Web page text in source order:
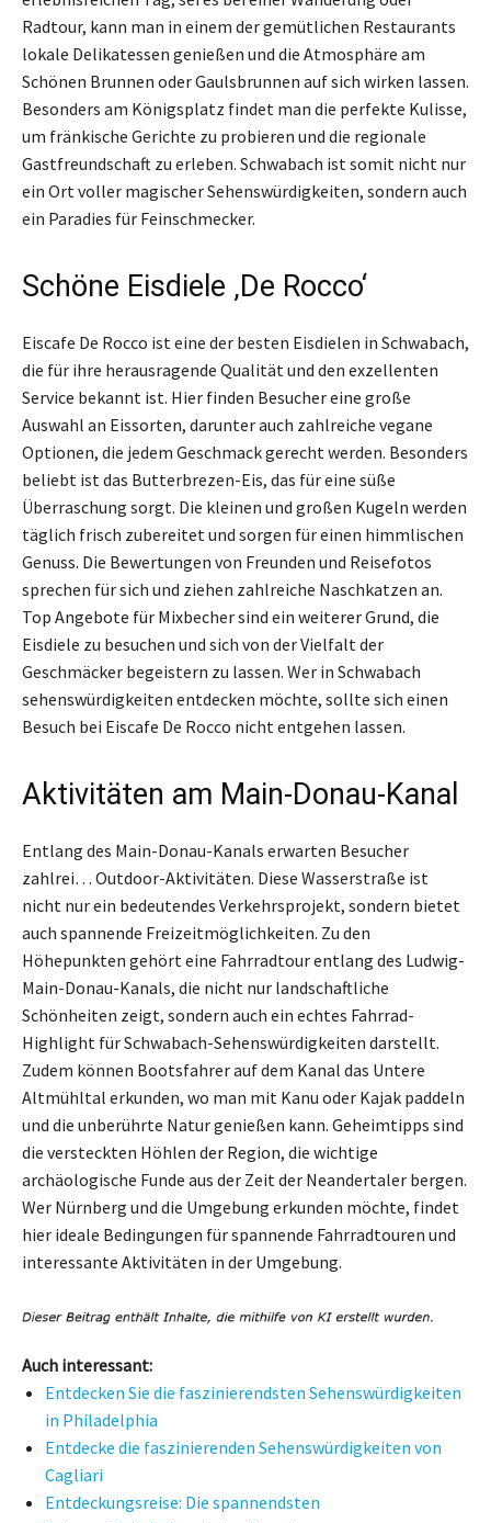
Radtour, kann man in einem der gemütlichen Restaurants
lokale Delikatessen genießen und die Atmosphäre am
Schönen Brunnen oder Gaulsbrunnen auf sich wirken lassen.
Besonders am Königsplatz findet man die perfekte Kulisse,
um fränkische Gerichte zu probieren und die regionale
Gastfreundschaft zu erleben. Schwabach ist somit nicht nur
ein Ort voller magischer Sehenswürdigkeiten, sondern auch
ein Paradies für Feinschmecker.
Schöne Eisdiele ‚De Rocco‘
Eiscafe De Rocco ist eine der besten Eisdielen in Schwabach,
die für ihre herausragende Qualität und den exzellenten
Service bekannt ist. Hier finden Besucher eine große
Auswahl an Eissorten, darunter auch zahlreiche vegane
Optionen, die jedem Geschmack gerecht werden. Besonders
beliebt ist das Butterbrezen-Eis, das für eine süße
Überraschung sorgt. Die kleinen und großen Kugeln werden
täglich frisch zubereitet und sorgen für einen himmlischen
Genuss. Die Bewertungen von Freunden und Reisefotos
sprechen für sich und ziehen zahlreiche Naschkatzen an.
Top Angebote für Mixbecher sind ein weiterer Grund, die
Eisdiele zu besuchen und sich von der Vielfalt der
Geschmäcker begeistern zu lassen. Wer in Schwabach
sehenswürdigkeiten entdecken möchte, sollte sich einen
Besuch bei Eiscafe De Rocco nicht entgehen lassen.
Aktivitäten am Main-Donau-Kanal
Entlang des Main-Donau-Kanals erwarten Besucher
zahlrei… Outdoor-Aktivitäten. Diese Wasserstraße ist
nicht nur ein bedeutendes Verkehrsprojekt, sondern bietet
auch spannende Freizeitmöglichkeiten. Zu den
Höhepunkten gehört eine Fahrradtour entlang des Ludwig-
Main-Donau-Kanals, die nicht nur landschaftliche
Schönheiten zeigt, sondern auch ein echtes Fahrrad-
Highlight für Schwabach-Sehenswürdigkeiten darstellt.
Zudem können Bootsfahrer auf dem Kanal das Untere
Altmühltal erkunden, wo man mit Kanu oder Kajak paddeln
und die unberührte Natur genießen kann. Geheimtipps sind
die versteckten Höhlen der Region, die wichtige
archäologische Funde aus der Zeit der Neandertaler bergen.
Wer Nürnberg und die Umgebung erkunden möchte, findet
hier ideale Bedingungen für spannende Fahrradtouren und
interessante Aktivitäten in der Umgebung.
Auch interessant:
Entdecken Sie die faszinierendsten Sehenswürdigkeiten
in Philadelphia
Entdecke die faszinierenden Sehenswürdigkeiten von
Cagliari
Entdeckungsreise: Die spannendsten